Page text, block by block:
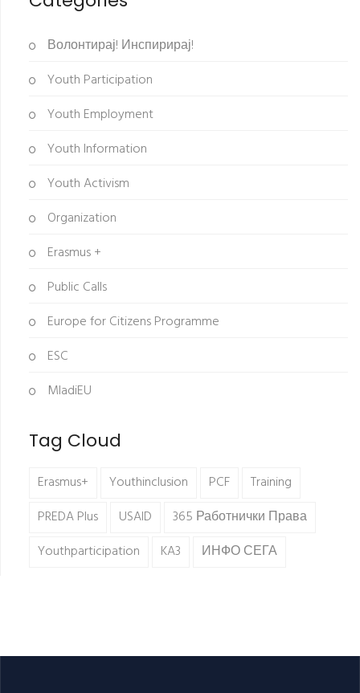
Волонтирај! Инспирирај!
Youth Participation
Youth Employment
Youth Information
Youth Activism
Organization
Erasmus +
Public Calls
Europe for Citizens Programme
ESC
MladiEU
Tag Cloud
Erasmus+ Youthinclusion PCF
Training
PREDA Plus
USAID
365 Работнички Права
Youthparticipation
KA3 ИНФО СЕГА